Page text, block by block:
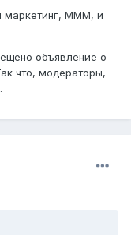
маркетинг, МММ, и
объявление о
что, модераторы,